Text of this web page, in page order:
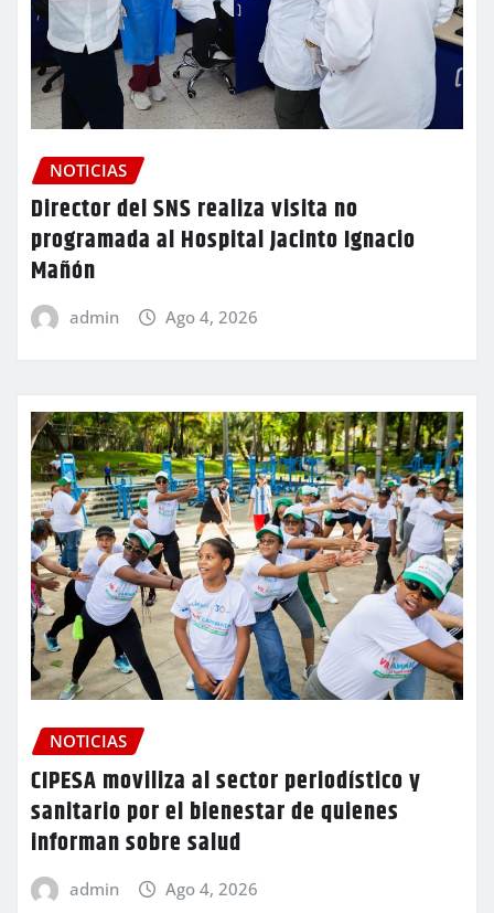
NOTICIAS
Director del SNS realiza visita no
programada al Hospital Jacinto Ignacio
Mañón
admin Ago 4, 2026
NOTICIAS
CIPESA moviliza al sector periodístico y
sanitario por el bienestar de quienes
informan sobre salud
admin Ago 4, 2026